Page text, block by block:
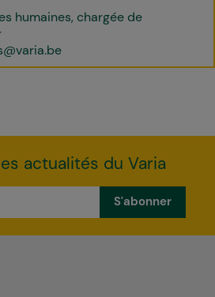
humaines, chargée de
actualités du Varia